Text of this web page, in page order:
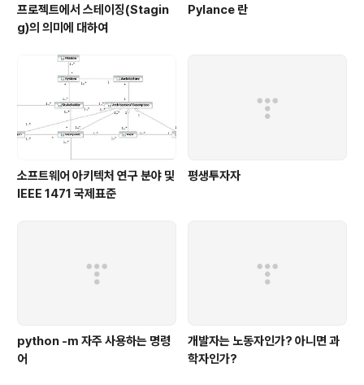
프로젝트에서 스테이징(Stagin
g)의 의미에 대하여
Pylance 란
소프트웨어 아키텍처 연구 분야 및
IEEE 1471 국제표준
평생투자자
python -m 자주 사용하는 명령
어
개발자는 노동자인가? 아니면 과
학자인가?